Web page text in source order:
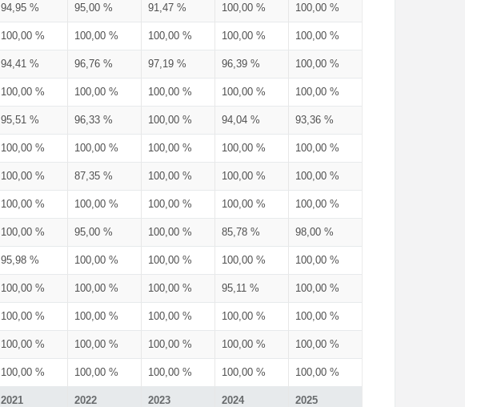
2021 2022 2023 2024 2025
94,95 % 95,00 % 91,47 % 100,00 % 100,00 %
100,00 % 100,00 % 100,00 % 100,00 % 100,00 %
94,41 % 96,76 % 97,19 % 96,39 % 100,00 %
100,00 % 100,00 % 100,00 % 100,00 % 100,00 %
95,51 % 96,33 % 100,00 % 94,04 % 93,36 %
100,00 % 100,00 % 100,00 % 100,00 % 100,00 %
100,00 % 87,35 % 100,00 % 100,00 % 100,00 %
100,00 % 100,00 % 100,00 % 100,00 % 100,00 %
100,00 % 95,00 % 100,00 % 85,78 % 98,00 %
95,98 % 100,00 % 100,00 % 100,00 % 100,00 %
100,00 % 100,00 % 100,00 % 95,11 % 100,00 %
100,00 % 100,00 % 100,00 % 100,00 % 100,00 %
100,00 % 100,00 % 100,00 % 100,00 % 100,00 %
100,00 % 100,00 % 100,00 % 100,00 % 100,00 %